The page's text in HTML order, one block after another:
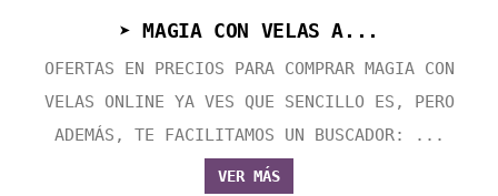
➤ MAGIA CON VELAS A...
OFERTAS EN PRECIOS PARA COMPRAR MAGIA CON
VELAS ONLINE YA VES QUE SENCILLO ES, PERO
ADEMÁS, TE FACILITAMOS UN BUSCADOR: ...
VER MÁS